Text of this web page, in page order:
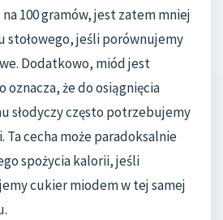
100 gramów, jest zatem mniej
stołowego, jeśli porównujemy
Dodatkowo, miód jest
oznacza, że do osiągnięcia
słodyczy często potrzebujemy
Ta cecha może paradoksalnie
spożycia kalorii, jeśli
cukier miodem w tej samej